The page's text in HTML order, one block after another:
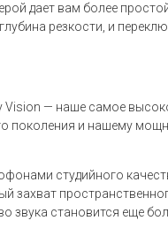
дает вам более
резкости, и
— наше самое
поколения и нашему
студийного
захват
становится еще